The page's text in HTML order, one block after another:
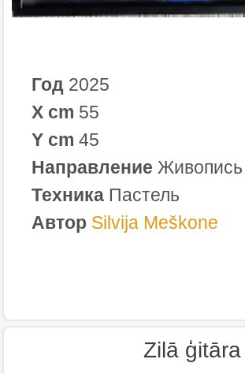
Год 2025
X cm 55
Y cm 45
Направление Живопись
Техника Пастель
Автор Silvija Meškone
Zilā ģitāra